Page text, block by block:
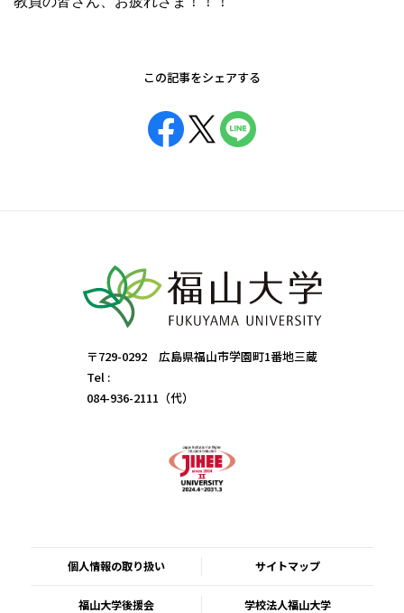
この記事をシェアする
〒729-0292 広島県福山市学園町1番地三蔵
Tel :
084-936-2111（代）
個人情報の取り扱い サイトマップ
福山大学後援会 学校法人福山大学